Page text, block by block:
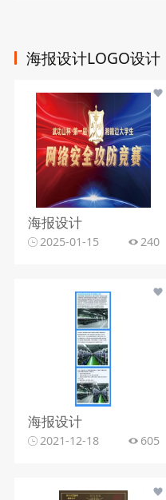
海报设计LOGO设计
海报设计
2025-01-15 240
海报设计
2021-12-18 605